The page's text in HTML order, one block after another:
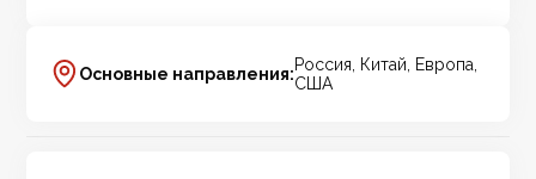
Основные направления:Россия, Китай, Европа,
США